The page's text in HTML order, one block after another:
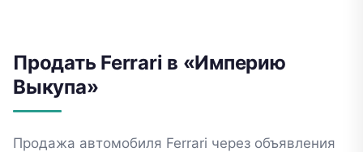
Продать Ferrari в «Империю
Выкупа»
Продажа автомобиля Ferrari через объявления